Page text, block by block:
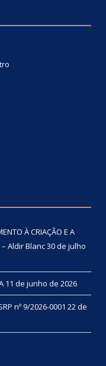
À CRIAÇÃO E A
– Aldir Blanc30 de julho
11 de junho de 2026
nº 9/2026-0001 22 de